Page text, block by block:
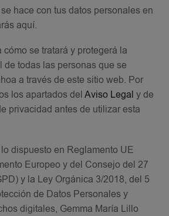
hace con tus datos personales en
aquí.
se tratará y protegerá la
de todas las personas que se
a través de este sitio web. Por
los apartados delAviso Legal y de
privacidad antes de utilizar esta
dispuesto en Reglamento UE
Europeo y del Consejo del 27
y la Ley Orgánica 3/2018, del 5
de Datos Personales y
digitales, Gemma María Lillo